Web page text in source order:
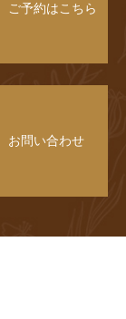
ご予約はこちら
お問い合わせ